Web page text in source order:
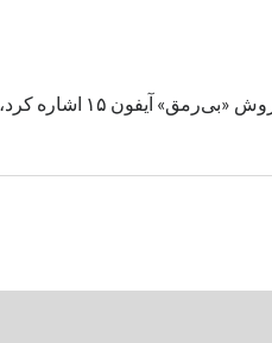
پس از این‌که مؤسسه‌ای مالی